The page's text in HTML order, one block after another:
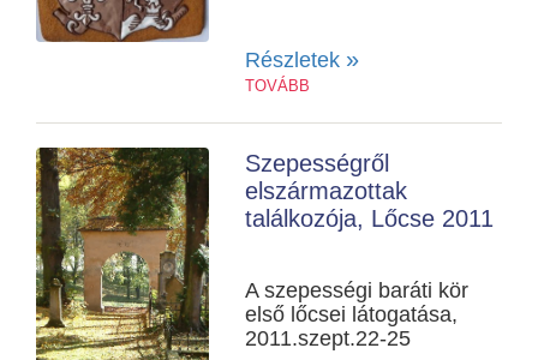
Részletek »
TOVÁBB
Szepességről
elszármazottak
találkozója, Lőcse 2011
A szepességi baráti kör
első lőcsei látogatása,
2011.szept.22-25